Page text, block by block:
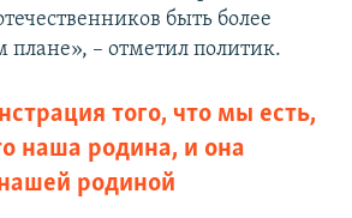
быть более
– отметил политик.
того, что мы есть,
наша родина, и она
родиной